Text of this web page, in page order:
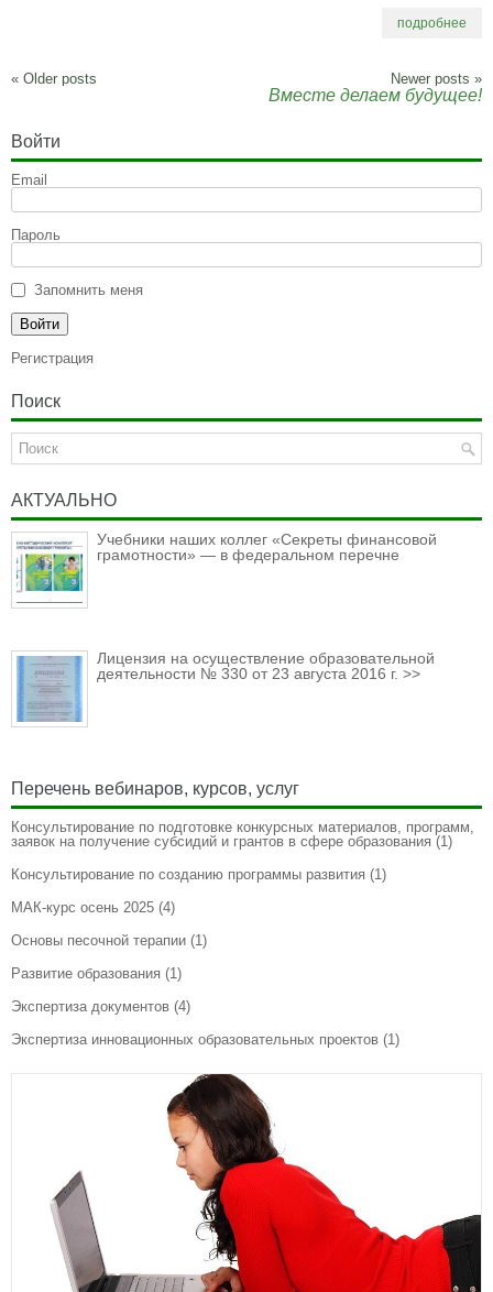
подробнее
« Older posts Newer posts »
Вместе делаем будущее!
Войти
Email
Пароль
Запомнить меня
Регистрация
Поиск
АКТУАЛЬНО
Учебники наших коллег «Секреты финансовой
грамотности» — в федеральном перечне
Лицензия на осуществление образовательной
деятельности № 330 от 23 августа 2016 г. >>
Перечень вебинаров, курсов, услуг
Консультирование по подготовке конкурсных материалов, программ,
заявок на получение субсидий и грантов в сфере образования (1)
Консультирование по созданию программы развития (1)
МАК-курс осень 2025 (4)
Основы песочной терапии (1)
Развитие образования (1)
Экспертиза документов (4)
Экспертиза инновационных образовательных проектов (1)